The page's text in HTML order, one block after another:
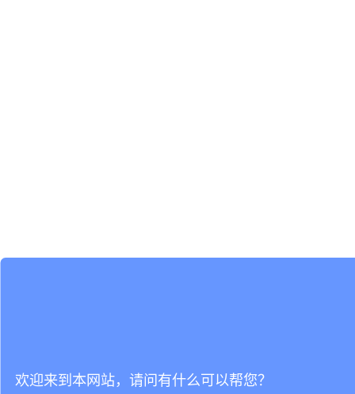
欢迎来到本网站，请问有什么可以帮您？